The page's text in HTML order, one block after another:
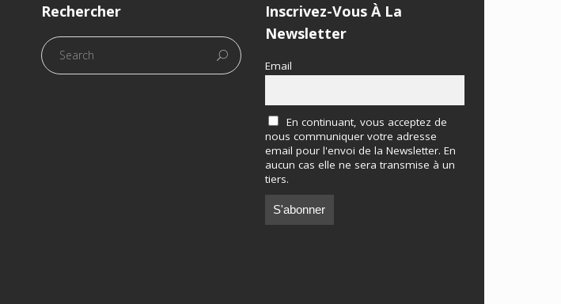
Rechercher
Inscrivez-Vous À La
Newsletter
Email
En continuant, vous acceptez de
nous communiquer votre adresse
email pour l'envoi de la Newsletter. En
aucun cas elle ne sera transmise à un
tiers.